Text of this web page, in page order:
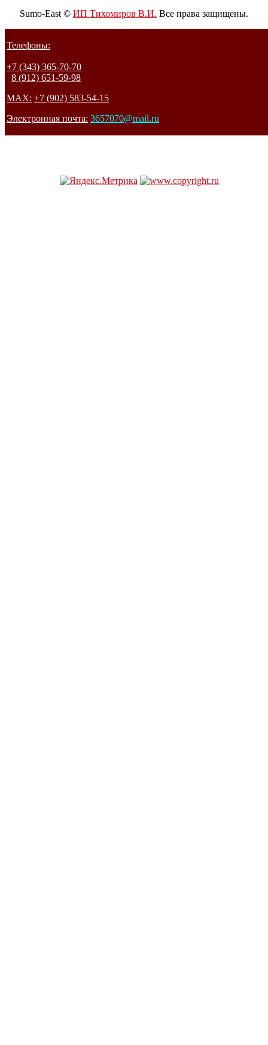
Sumo-East © ИП Тихомиров В.И. Все права защищены.
Телефоны:
+7 (343) 365-70-70
8 (912) 651-59-98
MAX: +7 (902) 583-54-15
Электронная почта: 3657070@mail.ru